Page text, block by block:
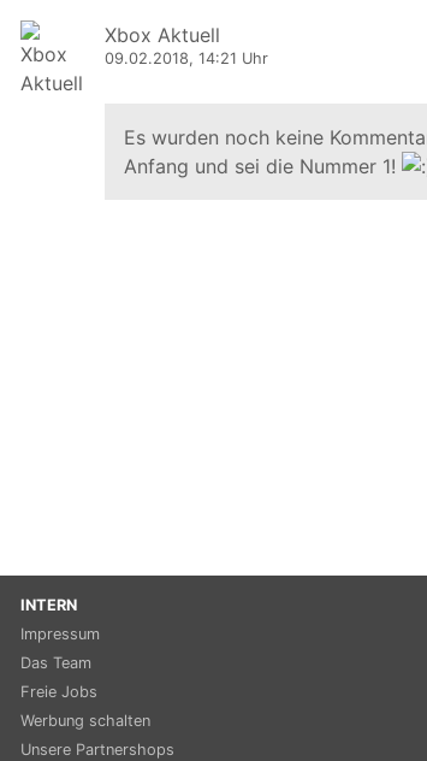
Xbox Aktuell
09.02.2018, 14:21 Uhr
Es wurden noch keine
Anfang und sei die Nummer 1!
INTERN
Impressum
Das Team
Freie Jobs
Werbung schalten
Unsere Partnershops